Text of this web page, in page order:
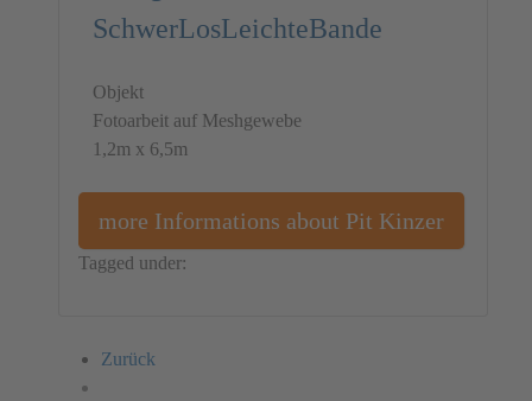
SchwerLosLeichteBande
Objekt
Fotoarbeit auf Meshgewebe
1,2m x 6,5m
more Informations about Pit Kinzer
Tagged under:
Zurück